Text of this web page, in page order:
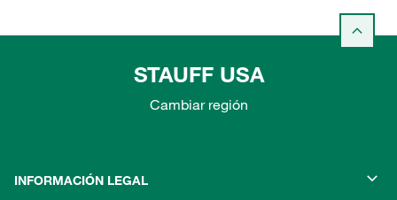
STAUFF USA
Cambiar región
INFORMACIÓN LEGAL